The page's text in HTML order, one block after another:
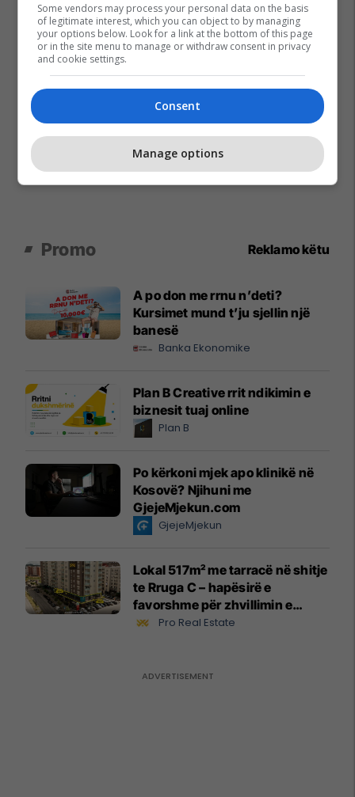
Promo Reklamo këtu
A po don me rrnu n’deti?
Kursimet mund t’ju sjellin një
banesë
Banka Ekonomike
Plan B Creative rrit ndikimin e
biznesit tuaj online
Plan B
Po kërkoni mjek apo klinikë në
Kosovë? Njihuni me
GjejeMjekun.com
GjejeMjekun
Lokal 517m² me tarracë në shitje
te Rruga C – hapësirë e
favorshme për zhvillimin e
biznesit #15796
Pro Real Estate
Some vendors may process your personal data on the basis
of legitimate interest, which you can object to by managing
your options below. Look for a link at the bottom of this page
or in the site menu to manage or withdraw consent in privacy
and cookie settings.
Consent
Manage options